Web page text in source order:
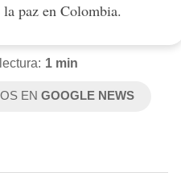
paz en Colombia.
1 min
ENGOOGLE NEWS